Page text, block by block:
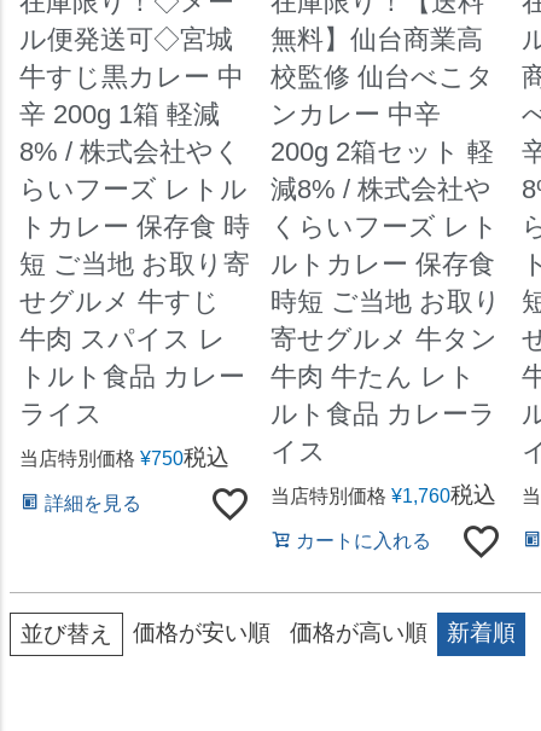
ル便発送可◇宮城
牛すじ黒カレー 中
辛 200g 1箱 軽減
8% / 株式会社やく
らいフーズ レトル
トカレー 保存食 時
短 ご当地 お取り寄
せグルメ 牛すじ
牛肉 スパイス レ
トルト食品 カレー
ライス
当店特別価格 ¥750税込
詳細を見る
無料】仙台商業高
校監修 仙台べこタ
ンカレー 中辛
200g 2箱セット 軽
減8% / 株式会社や
くらいフーズ レト
ルトカレー 保存食
時短 ご当地 お取り
寄せグルメ 牛タン
牛肉 牛たん レト
ルト食品 カレーラ
イス
当店特別価格 ¥1,760税込
カートに入れる
並び替え 価格が安い順 価格が高い順 新着順